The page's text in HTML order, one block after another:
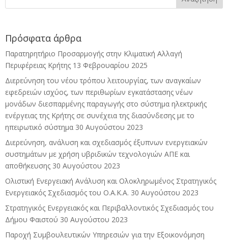
Πρόσφατα άρθρα
Παρατηρητήριο Προσαρμογής στην Κλιματική Αλλαγή
Περιφέρειας Κρήτης 13 Φεβρουαρίου 2025
Διερεύνηση του νέου τρόπου λειτουργίας, των αναγκαίων
εφεδρειών ισχύος, των περιθωρίων εγκατάστασης νέων
μονάδων διεσπαρμένης παραγωγής στο σύστημα ηλεκτρικής
ενέργειας της Κρήτης σε συνέχεια της διασύνδεσης με το
ηπειρωτικό σύστημα 30 Αυγούστου 2023
Διερεύνηση, ανάλυση και σχεδιασμός έξυπνων ενεργειακών
συστημάτων με χρήση υβριδικών τεχνολογιών ΑΠΕ και
αποθήκευσης 30 Αυγούστου 2023
Ολιστική Ενεργειακή Ανάλυση και Ολοκληρωμένος Στρατηγικός
Ενεργειακός Σχεδιασμός του Ο.Α.Κ.Α. 30 Αυγούστου 2023
Στρατηγικός Ενεργειακός και Περιβαλλοντικός Σχεδιασμός του
Δήμου Φαιστού 30 Αυγούστου 2023
Παροχή Συμβουλευτικών Υπηρεσιών για την Εξοικονόμηση